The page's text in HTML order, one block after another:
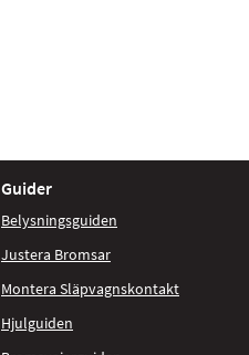
Guider
Belysningsguiden
Justera Bromsar
Montera Släpvagnskontakt
Hjulguiden